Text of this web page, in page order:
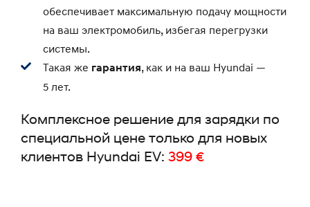
обеспечивает максимальную подачу мощности
на ваш электромобиль, избегая перегрузки
системы.
Такая же гарантия, как и на ваш Hyundai —
5 лет.
Комплексное решение для зарядки по
специальной цене только для новых
клиентов Hyundai EV: 399 €